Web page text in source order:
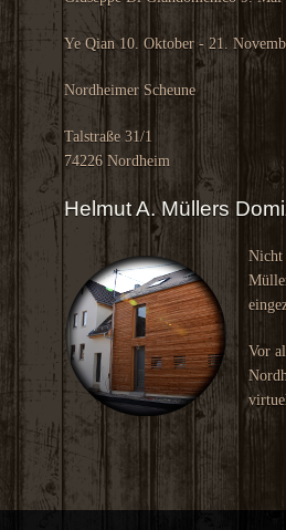
Ye Qian 10. Oktober - 21.
Nordheimer Scheune
Talstraße 31/1
74226 Nordheim
Helmut A. Müllers
Nicht
Vor